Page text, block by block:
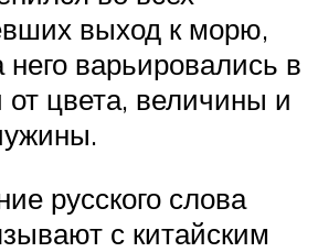
выход к морю,
варьировались в
цвета, величины и
русского слова
с китайским